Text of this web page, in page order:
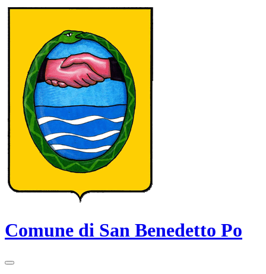
Comune di San Benedetto Po